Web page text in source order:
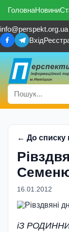
ГоловнаНовини
info@perspekt.org.ua
Вхід
← До списку
16.01.2012
iЗ